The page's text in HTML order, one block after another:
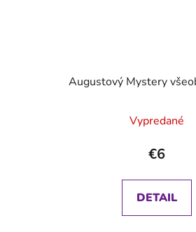
Augustový Mystery
Vypredané
€6
DETAIL